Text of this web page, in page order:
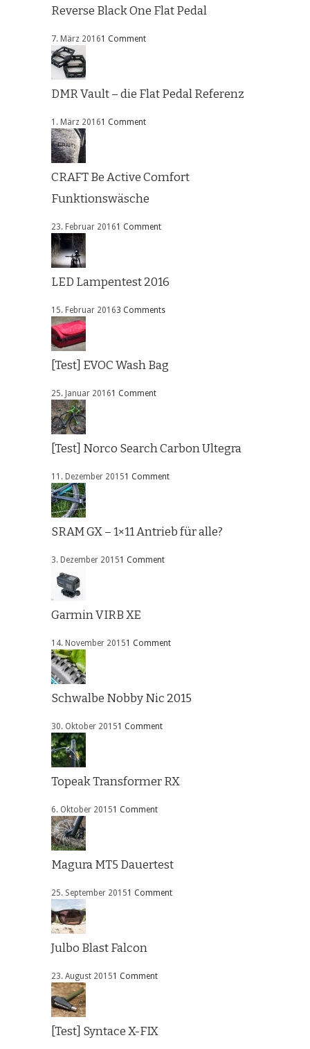
Reverse Black One Flat Pedal
7. März 20161 Comment
DMR Vault – die Flat Pedal Referenz
1. März 20161 Comment
CRAFT Be Active Comfort
Funktionswäsche
23. Februar 20161 Comment
LED Lampentest 2016
15. Februar 20163 Comments
[Test] EVOC Wash Bag
25. Januar 20161 Comment
[Test] Norco Search Carbon Ultegra
11. Dezember 20151 Comment
SRAM GX – 1×11 Antrieb für alle?
3. Dezember 20151 Comment
Garmin VIRB XE
14. November 20151 Comment
Schwalbe Nobby Nic 2015
30. Oktober 20151 Comment
Topeak Transformer RX
6. Oktober 20151 Comment
Magura MT5 Dauertest
25. September 20151 Comment
Julbo Blast Falcon
23. August 20151 Comment
[Test] Syntace X-FIX